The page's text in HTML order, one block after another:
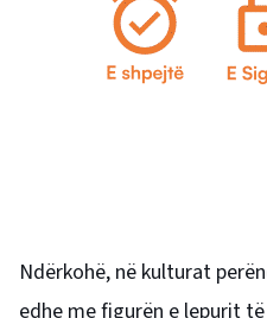
Ndërkohë, në kulturat
edhe me figurën e lepurit